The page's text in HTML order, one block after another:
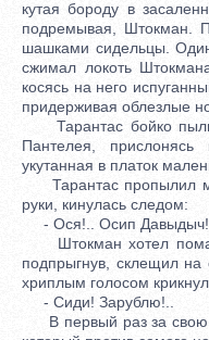
кутая бороду в
подремывая, Штокман.
шашками сидельцы.
сжимал локоть
косясь на него
придерживая облезлые
Тарантас бойко
Пантелея,
укутанная в платок
Тарантас пропылил
руки, кинулась следом:
- Ося!.. Осип Давыдыч!
Штокман хотел
подпрыгнув, склещил
хриплым голосом
- Сиди! Зарублю!..
В первый раз за свою